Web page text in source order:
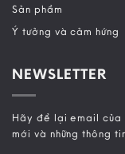
Sản phẩm
Ý tưởng và cảm hứng
NEWSLETTER
Hãy để lại email của
mới và những thông